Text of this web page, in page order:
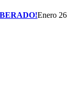
Enero 26